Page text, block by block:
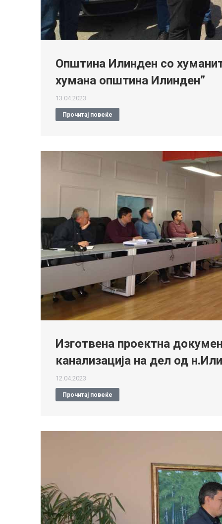
Општина Илинден со
хумана општина Илинден”
13.04.2023
Прочитај повеќе
Изготвена проектна
канализација на дел од
12.04.2023
Прочитај повеќе